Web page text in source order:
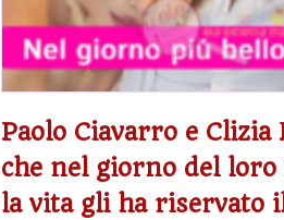
Paolo Ciavarro e
che nel giorno del
la vita gli ha riservato